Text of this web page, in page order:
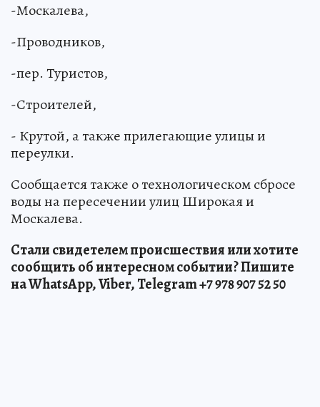
-Москалева,
-Проводников,
-пер. Туристов,
-Строителей,
- Крутой, а также прилегающие улицы и
переулки.
Сообщается также о технологическом сбросе
воды на пересечении улиц Широкая и
Москалева.
Стали свидетелем происшествия или хотите
сообщить об интересном событии? Пишите
на WhatsApp, Viber, Telegram +7 978 907 52 50